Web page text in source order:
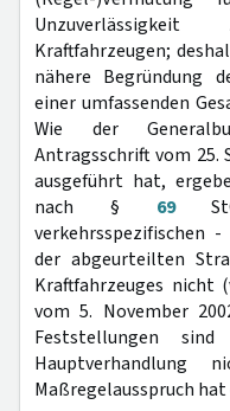
Kraftfahrzeugen;
nähere Begründung
einer umfassenden
Wie der
Antragsschrift vom 25.
ausgeführt hat,
nach § 69
verkehrsspezifischen
der abgeurteilten
Kraftfahrzeuges nicht
vom 5. November
Feststellungen
Hauptverhandlung
Maßregelausspruch